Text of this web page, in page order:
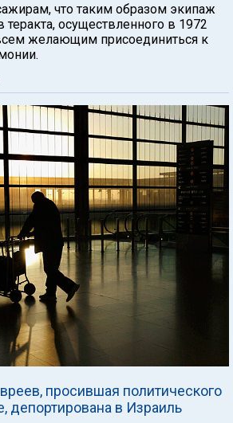
что таким образом экипаж
теракта, осуществленного в 1972
желающим присоединиться к
просившая политического
депортирована в Израиль